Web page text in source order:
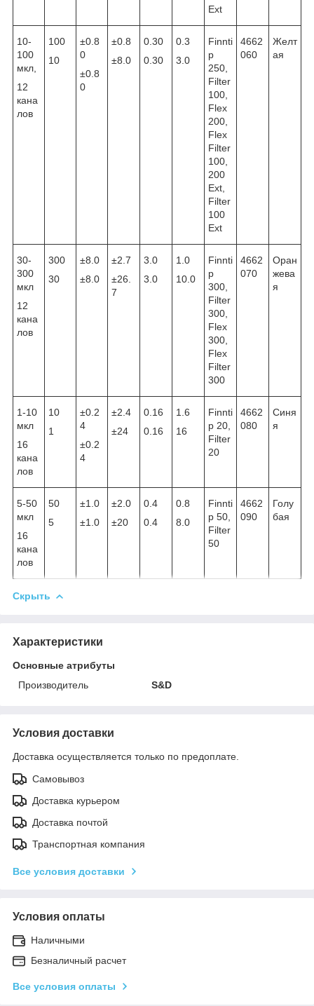
Ext
10-
100
мкл,
12
кана
лов
100
10
±0.8
0
±0.8
0
±0.8
±8.0
0.30
0.30
0.3
3.0
Finnti
p
250,
Filter
100,
Flex
200,
Flex
Filter
100,
200
Ext,
Filter
100
Ext
4662
060
Желт
ая
30-
300
мкл
12
кана
лов
300
30
±8.0
±8.0
±2.7
±26.
7
3.0
3.0
1.0
10.0
Finnti
p
300,
Filter
300,
Flex
300,
Flex
Filter
300
4662
070
Оран
жева
я
1-10
мкл
16
кана
лов
10
1
±0.2
4
±0.2
4
±2.4
±24
0.16
0.16
1.6
16
Finnti
p 20,
Filter
20
4662
080
Синя
я
5-50
мкл
16
кана
лов
50
5
±1.0
±1.0
±2.0
±20
0.4
0.4
0.8
8.0
Finnti
p 50,
Filter
50
4662
090
Голу
бая
Скрыть
Характеристики
Основные атрибуты
Производитель
S&D
Условия доставки
Доставка осуществляется только по предоплате.
Самовывоз
Доставка курьером
Доставка почтой
Транспортная компания
Все условия доставки
Условия оплаты
Наличными
Безналичный расчет
Все условия оплаты